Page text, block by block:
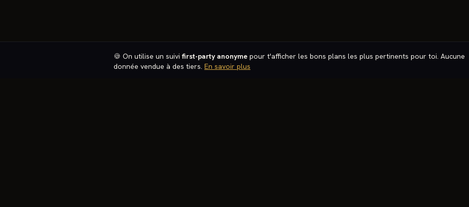
🍪 On utilise un suivifirst-party anonyme pour t'afficher les bons plans les plus pertinents pour toi. Aucune
donnée vendue à des tiers. En savoir plus